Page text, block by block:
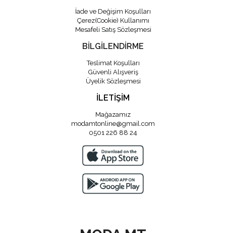
İade ve Değişim Koşulları
Çerez(Cookie) Kullanımı
Mesafeli Satış Sözleşmesi
BİLGİLENDİRME
Teslimat Koşulları
Güvenli Alışveriş
Üyelik Sözleşmesi
İLETİŞİM
Mağazamız
modamtonline@gmail.com
0501 226 88 24